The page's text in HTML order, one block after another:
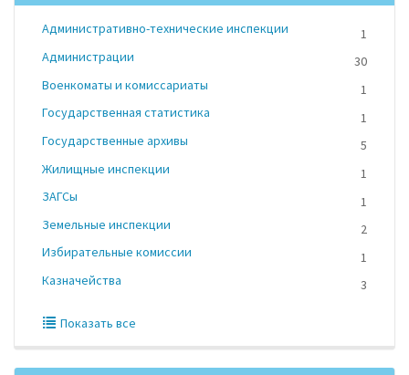
Административно-технические инспекции
1
Администрации
30
Военкоматы и комиссариаты
1
Государственная статистика
1
Государственные архивы
5
Жилищные инспекции
1
ЗАГСы
1
Земельные инспекции
2
Избирательные комиссии
1
Казначейства
3
Показать все